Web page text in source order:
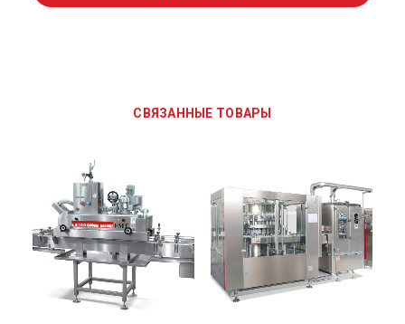
СВЯЗАННЫЕ ТОВАРЫ